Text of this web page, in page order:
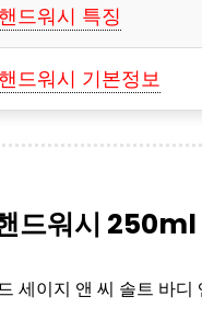
드워시 특징
드워시 기본정보
드워시 250ml